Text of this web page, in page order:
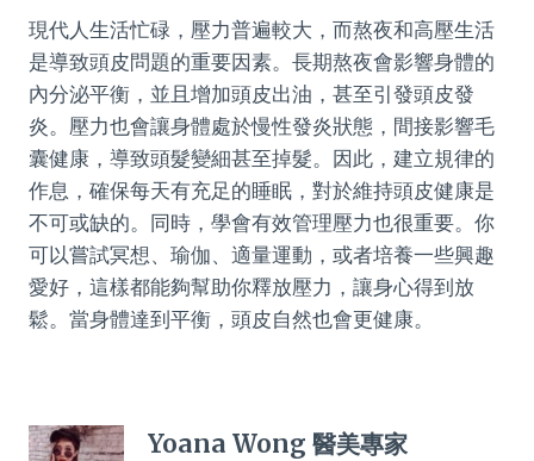
現代人生活忙碌，壓力普遍較大，而熬夜和高壓生活
是導致頭皮問題的重要因素。長期熬夜會影響身體的
內分泌平衡，並且增加頭皮出油，甚至引發頭皮發
炎。壓力也會讓身體處於慢性發炎狀態，間接影響毛
囊健康，導致頭髮變細甚至掉髮。因此，建立規律的
作息，確保每天有充足的睡眠，對於維持頭皮健康是
不可或缺的。同時，學會有效管理壓力也很重要。你
可以嘗試冥想、瑜伽、適量運動，或者培養一些興趣
愛好，這樣都能夠幫助你釋放壓力，讓身心得到放
鬆。當身體達到平衡，頭皮自然也會更健康。
Yoana Wong 醫美專家